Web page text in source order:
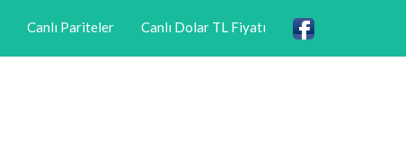
Canlı Pariteler Canlı Dolar TL Fiyatı